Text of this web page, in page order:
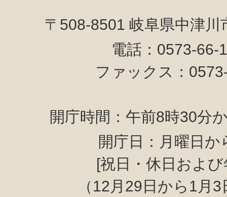
〒508-8501 岐阜県中津
電話：0573-
ファックス：
開庁時間：午前8時30分
開庁日：月曜日か
[祝日・休日およ
（12月29日から1月